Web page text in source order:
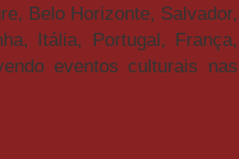
Belo Horizonte, Salvador,
Itália, Portugal, França,
eventos culturais nas